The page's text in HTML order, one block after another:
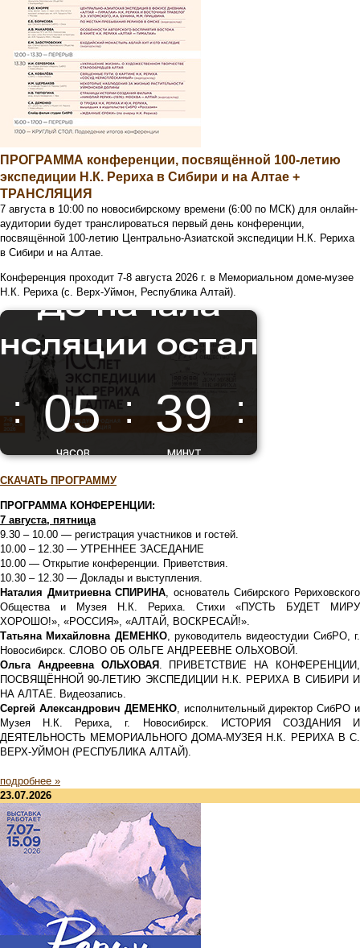
ПРОГРАММА конференции, посвящённой 100-летию
экспедиции Н.К. Рериха в Сибири и на Алтае +
ТРАНСЛЯЦИЯ
7 августа в 10:00 по новосибирскому времени (6:00 по МСК) для онлайн-
аудитории будет транслироваться первый день конференции,
посвящённой 100-летию Центрально-Азиатской экспедиции Н.К. Рериха
в Сибири и на Алтае.
Конференция проходит 7-8 августа 2026 г. в Мемориальном доме-музее
Н.К. Рериха (с. Верх-Уймон, Республика Алтай).
СКАЧАТЬ ПРОГРАММУ
ПРОГРАММА КОНФЕРЕНЦИИ:
7 августа, пятница
9.30 – 10.00 — регистрация участников и гостей.
10.00 – 12.30 — УТРЕННЕЕ ЗАСЕДАНИЕ
10.00 — Открытие конференции. Приветствия.
10.30 – 12.30 — Доклады и выступления.
Наталия Дмитриевна СПИРИНА, основатель Сибирского Рериховского
Общества и Музея Н.К. Рериха. Стихи «ПУСТЬ БУДЕТ МИРУ
ХОРОШО!», «РОССИЯ», «АЛТАЙ, ВОСКРЕСАЙ!».
Татьяна Михайловна ДЕМЕНКО, руководитель видеостудии СибРО, г.
Новосибирск. СЛОВО ОБ ОЛЬГЕ АНДРЕЕВНЕ ОЛЬХОВОЙ.
Ольга Андреевна ОЛЬХОВАЯ . ПРИВЕТСТВИЕ НА КОНФЕРЕНЦИИ,
ПОСВЯЩЁННОЙ 90-ЛЕТИЮ ЭКСПЕДИЦИИ Н.К. РЕРИХА В СИБИРИ И
НА АЛТАЕ. Видеозапись.
Сергей Александрович ДЕМ ЕНКО, исполнительный директор СибРО и
Музея Н.К. Рериха, г. Новосибирск. ИСТОРИЯ СОЗДАНИЯ И
ДЕЯТЕЛЬНОСТЬ МЕМОРИАЛЬНОГО ДОМА-МУЗЕЯ Н.К. РЕРИХА В С.
ВЕРХ-УЙМОН (РЕСПУБЛИКА АЛТАЙ).
подробнее »
23.07.2026